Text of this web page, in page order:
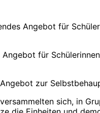
Angebot für
für Schülerinnen
zur
sich, in